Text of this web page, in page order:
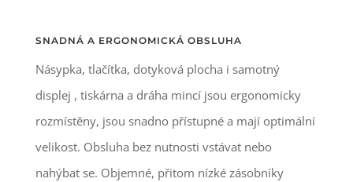
SNADNÁ A ERGONOMICKÁ OBSLUHA
Násypka, tlačítka, dotyková plocha i samotný
displej , tiskárna a dráha mincí jsou ergonomicky
rozmístěny, jsou snadno přístupné a mají optimální
velikost. Obsluha bez nutnosti vstávat nebo
nahýbat se. Objemné, přitom nízké zásobníky